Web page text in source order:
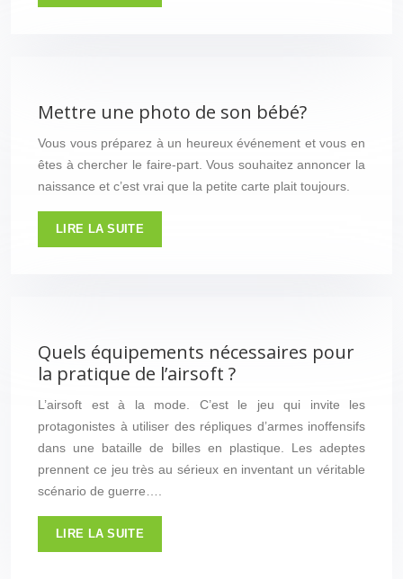
Mettre une photo de son bébé?
Vous vous préparez à un heureux événement et vous en
êtes à chercher le faire-part. Vous souhaitez annoncer la
naissance et c’est vrai que la petite carte plait toujours.
LIRE LA SUITE
Quels équipements nécessaires pour
la pratique de l’airsoft ?
L’airsoft est à la mode. C’est le jeu qui invite les
protagonistes à utiliser des répliques d’armes inoffensifs
dans une bataille de billes en plastique. Les adeptes
prennent ce jeu très au sérieux en inventant un véritable
scénario de guerre….
LIRE LA SUITE